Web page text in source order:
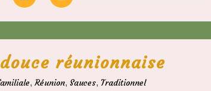
réunionnaise
, Réunion, Sauces, Traditionnel